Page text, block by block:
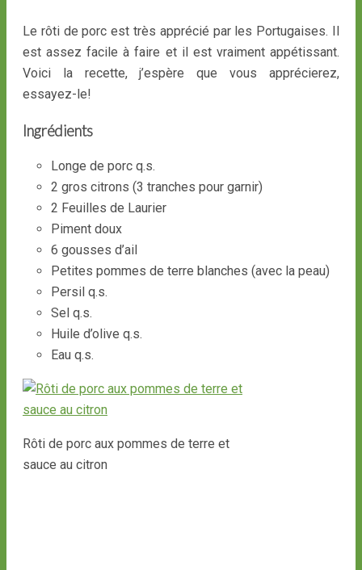
Le rôti de porc est très apprécié par les Portugaises. Il
est assez facile à faire et il est vraiment appétissant.
Voici la recette, j’espère que vous apprécierez,
essayez-le!
Ingrédients
Longe de porc q.s.
2 gros citrons (3 tranches pour garnir)
2 Feuilles de Laurier
Piment doux
6 gousses d’ail
Petites pommes de terre blanches (avec la peau)
Persil q.s.
Sel q.s.
Huile d’olive q.s.
Eau q.s.
Rôti de porc aux pommes de terre et
sauce au citron